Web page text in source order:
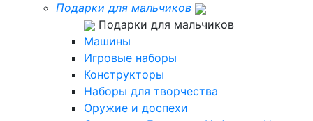
Подарки для мальчиков
Подарки для мальчиков
Машины
Игровые наборы
Конструкторы
Наборы для творчества
Оружие и доспехи